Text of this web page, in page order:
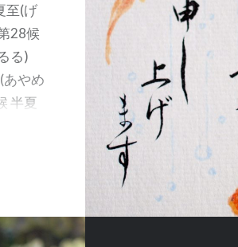
至(げ
28候
る)
やめ
半夏